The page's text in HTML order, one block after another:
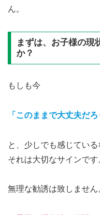
ん。
まずは、お子様の現
か？
もしも今
「このままで大丈夫だろ
と、少しでも感じている
それは大切なサインです
無理な勧誘は致しません